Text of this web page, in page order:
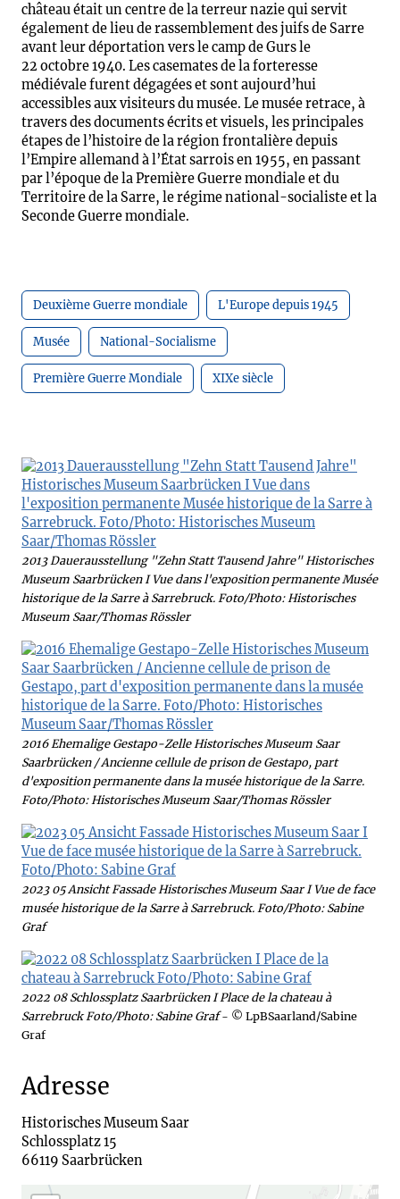
château était un centre de la terreur nazie qui servit
également de lieu de rassemblement des juifs de Sarre
avant leur déportation vers le camp de Gurs le
22 octobre 1940. Les casemates de la forteresse
médiévale furent dégagées et sont aujourd’hui
accessibles aux visiteurs du musée. Le musée retrace, à
travers des documents écrits et visuels, les principales
étapes de l’histoire de la région frontalière depuis
l’Empire allemand à l’État sarrois en 1955, en passant
par l’époque de la Première Guerre mondiale et du
Territoire de la Sarre, le régime national-socialiste et la
Seconde Guerre mondiale.
Deuxième Guerre mondiale L'Europe depuis 1945
Musée National-Socialisme
Première Guerre Mondiale XIXe siècle
2013 Dauerausstellung "Zehn Statt Tausend Jahre" Historisches
Museum Saarbrücken I Vue dans l'exposition permanente Musée
historique de la Sarre à Sarrebruck. Foto/Photo: Historisches
Museum Saar/Thomas Rössler
2016 Ehemalige Gestapo-Zelle Historisches Museum Saar
Saarbrücken / Ancienne cellule de prison de Gestapo, part
d'exposition permanente dans la musée historique de la Sarre.
Foto/Photo: Historisches Museum Saar/Thomas Rössler
2023 05 Ansicht Fassade Historisches Museum Saar I Vue de face
musée historique de la Sarre à Sarrebruck. Foto/Photo: Sabine
Graf
2022 08 Schlossplatz Saarbrücken I Place de la chateau à
Sarrebruck Foto/Photo: Sabine Graf- © LpBSaarland/Sabine
Graf
Adresse
Historisches Museum Saar
Schlossplatz 15